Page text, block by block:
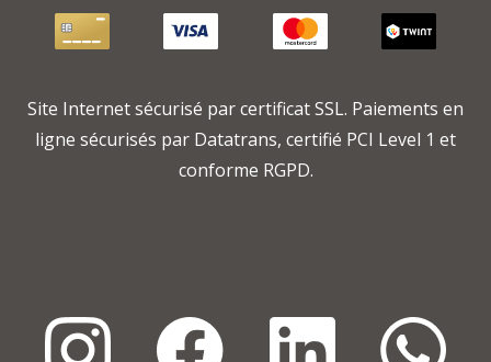
Site Internet sécurisé par certificat SSL. Paiements en
ligne sécurisés par Datatrans, certifié PCI Level 1 et
conforme RGPD.